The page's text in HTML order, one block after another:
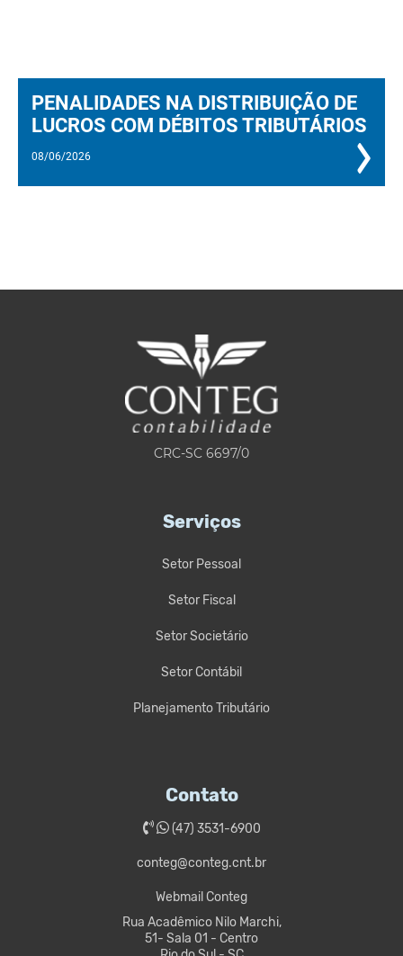
PENALIDADES NA DISTRIBUIÇÃO DE
LUCROS COM DÉBITOS TRIBUTÁRIOS
08/06/2026
CRC-SC 6697/0
Serviços
Setor Pessoal
Setor Fiscal
Setor Societário
Setor Contábil
Planejamento Tributário
Contato
(47) 3531-6900
conteg@conteg.cnt.br
Webmail Conteg
Rua Acadêmico Nilo Marchi,
51- Sala 01 - Centro